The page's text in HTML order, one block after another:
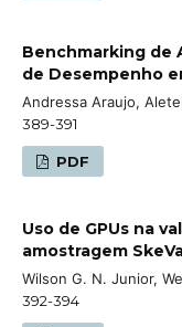
Benchmarking de
de Desempenho
Andressa Araujo,
389-391
PDF
Uso de GPUs na
amostragem
Wilson G. N. Junior,
392-394